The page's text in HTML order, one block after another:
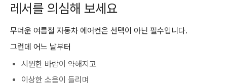
레서를 의심해 보세요
무더운 여름철 자동차 에어컨은 선택이 아닌 필수입니다.
그런데 어느 날부터
시원한 바람이 약해지고
이상한 소음이 들리며